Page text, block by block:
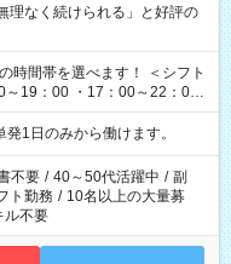
理なく続けられる」と好評の
19：00 ・17：00～22：00
6：00 など
1日のみから働けます。
不要 / 40～50代活躍中 / 副
ト勤務 / 10名以上の大量募
ル不要